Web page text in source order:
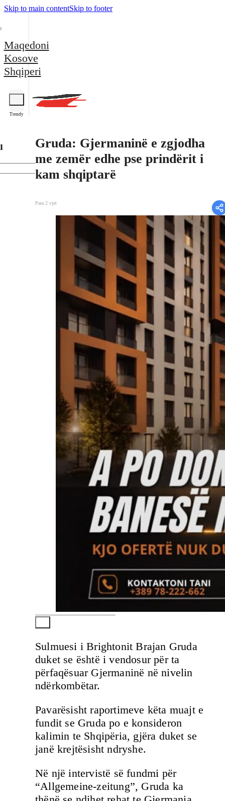
Skip to main contentSkip to footer
Maqedoni
Kosove
Shqiperi
Trendy
Gruda: Gjermaninë e zgjodha
me zemër edhe pse prindërit i
kam shqiptarë
Para 2 vjet
Sulmuesi i Brightonit Brajan Gruda
duket se është i vendosur për ta
përfaqësuar Gjermaninë në nivelin
ndërkombëtar.
Pavarësisht raportimeve këta muajt e
fundit se Gruda po e konsideron
kalimin te Shqipëria, gjëra duket se
janë krejtësisht ndryshe.
Në një intervistë së fundmi për
“Allgemeine-zeitung”, Gruda ka